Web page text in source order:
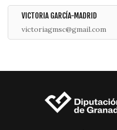
VICTORIA GARCÍA-MADRID
victoriagmsc@gmail.com